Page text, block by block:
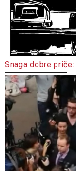
Snaga dobre